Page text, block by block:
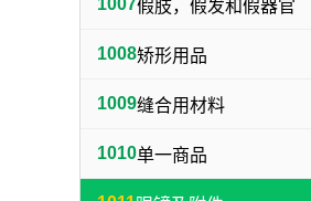
1007假肢，假发和假器官
1008矫形用品
1009缝合用材料
1010单一商品